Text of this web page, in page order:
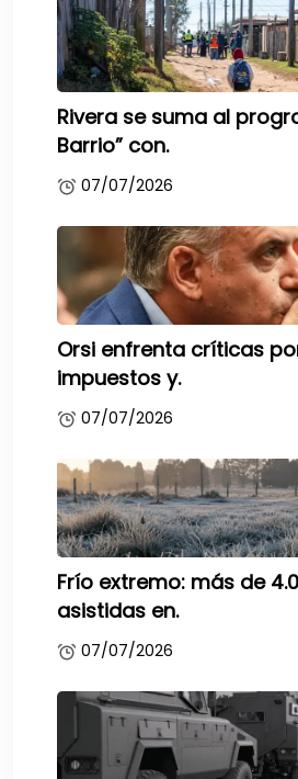
Rivera se suma al
Barrio” con.
07/07/2026
Orsi enfrenta críticas
impuestos y.
07/07/2026
Frío extremo: más de
asistidas en.
07/07/2026